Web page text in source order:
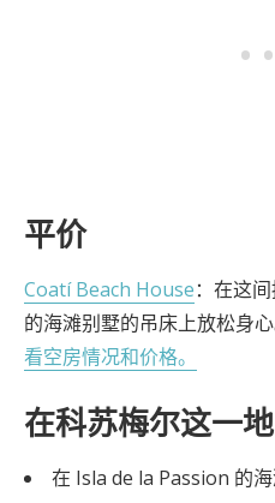
平价
Coatí Beach House：在这
的海滩别墅的吊床上放松身心
看空房情况和价格。
在科苏梅尔这一
在 Isla de la Passion 的海